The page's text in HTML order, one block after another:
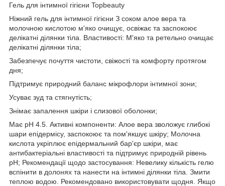
Гель для інтимної гігієни Topbeauty
Ніжний гель для інтимної гігієни З соком алое вера та
молочною кислотою м'яко очищує, освіжає та заспокоює
делікатні ділянки тіла. Властивості: М'яко та ретельно очищає
делікатні ділянки тіла;
Забезпечує почуття чистоти, свіжості та комфорту протягом
дня;
Підтримує природний баланс мікрофлори інтимної зони;
Усуває зуд та стягнутість;
Знімає запалення шкіри і слизової оболонки;
Має рН 4.5. Активні компоненти: Алое вера зволожує глибокі
шари епідермісу, заспокоює та пом'якшує шкіру; Молочна
кислота укріплює епідермальний бар'єр шкіри, має
антибактеріальні властивості та підтримує природній рівень
рН; Рекомендації щодо застосування: Невелику кількість гелю
вспінити в долонях та нанести на інтимні ділянки тіла. Змити
теплою водою. Рекомендовано використовувати щодня. Якщо